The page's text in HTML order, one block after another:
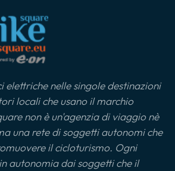
elettriche nelle singole destinazioni
locali che usano il marchio
non è un'agenzia di viaggio nè
una rete di soggetti autonomi che
il cicloturismo. Ogni
autonomia dai soggetti che il